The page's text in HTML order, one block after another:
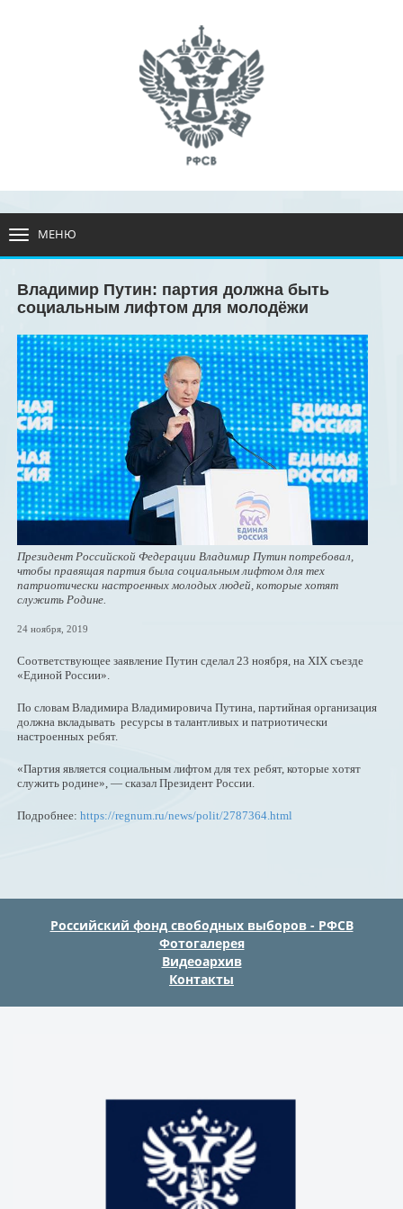
МЕНЮ
Владимир Путин: партия должна быть
социальным лифтом для молодёжи
Президент Российской Федерации Владимир Путин потребовал,
чтобы правящая партия была социальным лифтом для тех
патриотически настроенных молодых людей, которые хотят
служить Родине.
24 ноября, 2019
Соответствующее заявление Путин сделал 23 ноября, на XIX съезде
«Единой России».
По словам Владимира Владимировича Путина, партийная организация
должна вкладывать ресурсы в талантливых и патриотически
настроенных ребят.
«Партия является социальным лифтом для тех ребят, которые хотят
служить родине», — сказал Президент России.
Подробнее: https://regnum.ru/news/polit/2787364.html
Российский фонд свободных выборов - РФСВ
Фотогалерея
Видеоархив
Контакты